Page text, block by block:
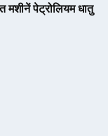
मशीनें पेट्रोलियम धातु